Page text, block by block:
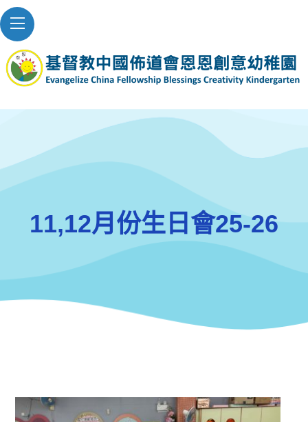
11,12月份生日會25-26